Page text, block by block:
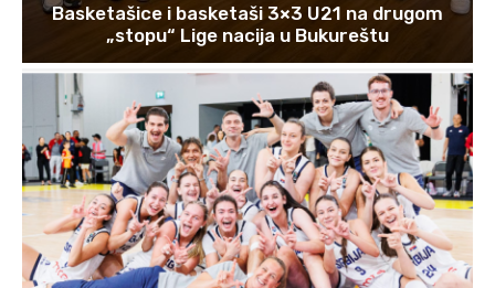
Basketašice i basketaši 3×3 U21 na drugom
„stopu“ Lige nacija u Bukureštu